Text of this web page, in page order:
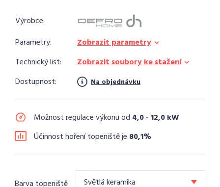
Výrobce:
Parametry:
Zobrazit parametry
Technický list:
Zobrazit soubory ke stažení
Dostupnost:
Na objednávku
Možnost regulace výkonu od 4,0 - 12,0 kW
Účinnost hoření topeniště je 80,1%
Barva topeniště Světlá keramika